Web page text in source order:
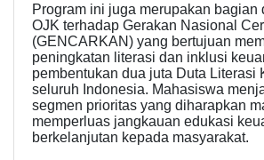
Program ini juga merupakan bagian
OJK terhadap Gerakan Nasional
(GENCARKAN) yang bertujuan
peningkatan literasi dan inklusi
pembentukan dua juta Duta Literasi
seluruh Indonesia. Mahasiswa
segmen prioritas yang diharapkan
memperluas jangkauan edukasi
berkelanjutan kepada masyarakat.